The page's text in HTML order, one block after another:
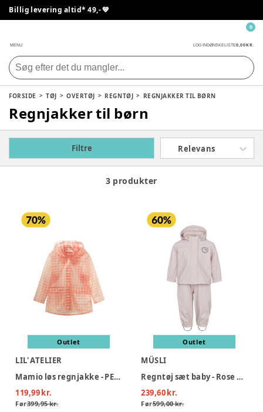
Billig levering altid* 49,- 💙
MENU LOG INDØNSKELISTE0,00 KR.
0
FORSIDE TØJ OVERTØJ REGNTØJ REGNJAKKER TIL BØRN
Regnjakker til børn
Filtre Relevans
3 produkter
Outlet
LIL' ATELIER
Mamio løs regnjakke - PEACH WHIP
119,99 kr.
Før399,95 kr.
Outlet
MÜSLI
Regntøj sæt baby - Rose moon
239,60 kr.
Før599,00 kr.